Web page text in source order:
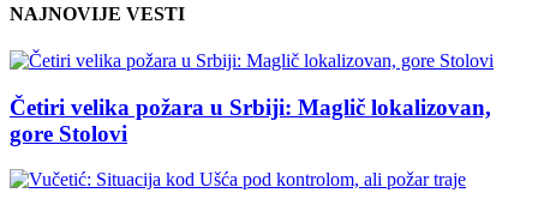
NAJNOVIJE VESTI
Četiri velika požara u Srbiji: Maglič lokalizovan,
gore Stolovi